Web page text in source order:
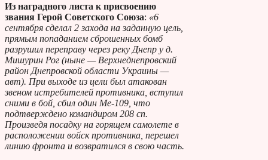
Из наградного листа к присвоению
звания Герой Советского Союза: «6
сентября сделал 2 захода на заданную цель,
прямым попаданием сброшенных бомб
разрушил переправу через реку Днепр у д.
Мишурин Рог (ныне — Верхнеднепровский
район Днепровской области Украины —
авт). При выходе из цели был атакован
звеном истребителей противника, вступил
сними в бой, сбил один Ме-109, что
подтверждено командиром 208 сп.
Произведя посадку на горящем самолете в
расположении войск противника, перешел
линию фронта и возвратился в свою часть.